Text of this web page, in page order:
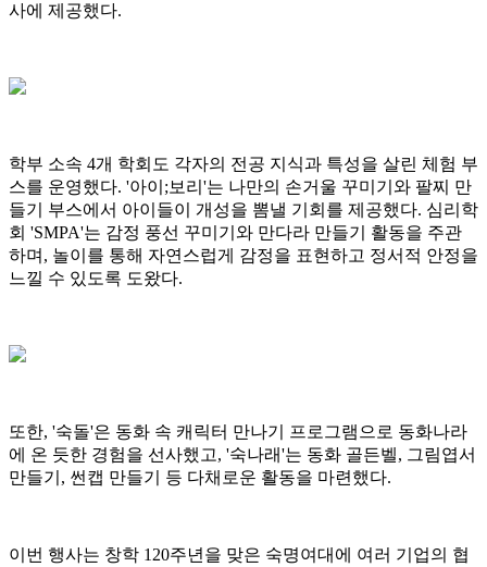
사에 제공했다.
학부 소속 4개 학회도 각자의 전공 지식과 특성을 살린 체험 부
스를 운영했다. '아이;보리'는 나만의 손거울 꾸미기와 팔찌 만
들기 부스에서 아이들이 개성을 뽐낼 기회를 제공했다. 심리학
회 'SMPA'는 감정 풍선 꾸미기와 만다라 만들기 활동을 주관
하며, 놀이를 통해 자연스럽게 감정을 표현하고 정서적 안정을
느낄 수 있도록 도왔다.
또한, '숙돌'은 동화 속 캐릭터 만나기 프로그램으로 동화나라
에 온 듯한 경험을 선사했고, '숙나래'는 동화 골든벨, 그림엽서
만들기, 썬캡 만들기 등 다채로운 활동을 마련했다.
이번 행사는 창학 120주년을 맞은 숙명여대에 여러 기업의 협